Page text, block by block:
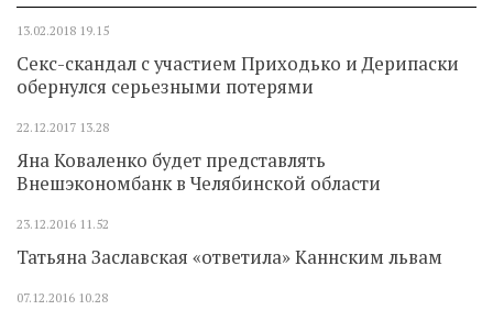
13.02.2018 19.15
Секс-скандал с участием Приходько и Дерипаски
обернулся серьезными потерями
22.12.2017 13.28
Яна Коваленко будет представлять
Внешэкономбанк в Челябинской области
23.12.2016 11.52
Татьяна Заславская «ответила» Каннским львам
07.12.2016 10.28